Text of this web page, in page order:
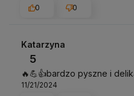
0
0
Katarzyna
5
🔥💪👍️bardzo pyszne i
11/21/2024